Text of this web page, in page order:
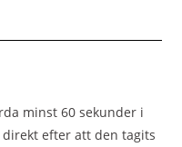
minst 60 sekunder i
efter att den tagits